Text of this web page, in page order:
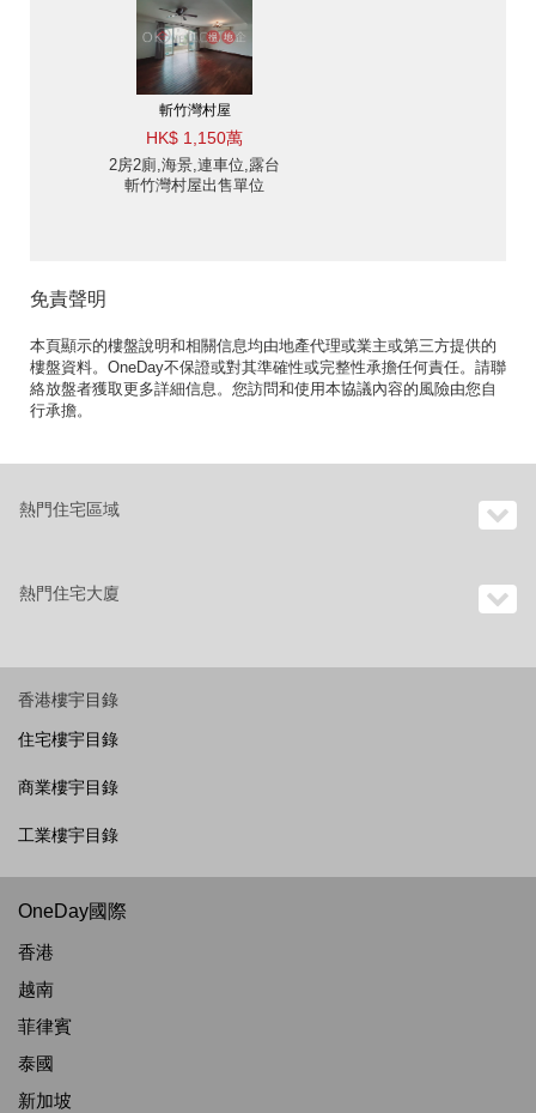
斬竹灣村屋
HK$ 1,150萬
2房2廁,海景,連車位,露台
斬竹灣村屋出售單位
免責聲明
本頁顯示的樓盤說明和相關信息均由地產代理或業主或第三方提供的
樓盤資料。OneDay不保證或對其準確性或完整性承擔任何責任。請聯
絡放盤者獲取更多詳細信息。您訪問和使用本協議內容的風險由您自
行承擔。
熱門住宅區域
熱門住宅大廈
香港樓宇目錄
住宅樓宇目錄
商業樓宇目錄
工業樓宇目錄
OneDay國際
香港
越南
菲律賓
泰國
新加坡